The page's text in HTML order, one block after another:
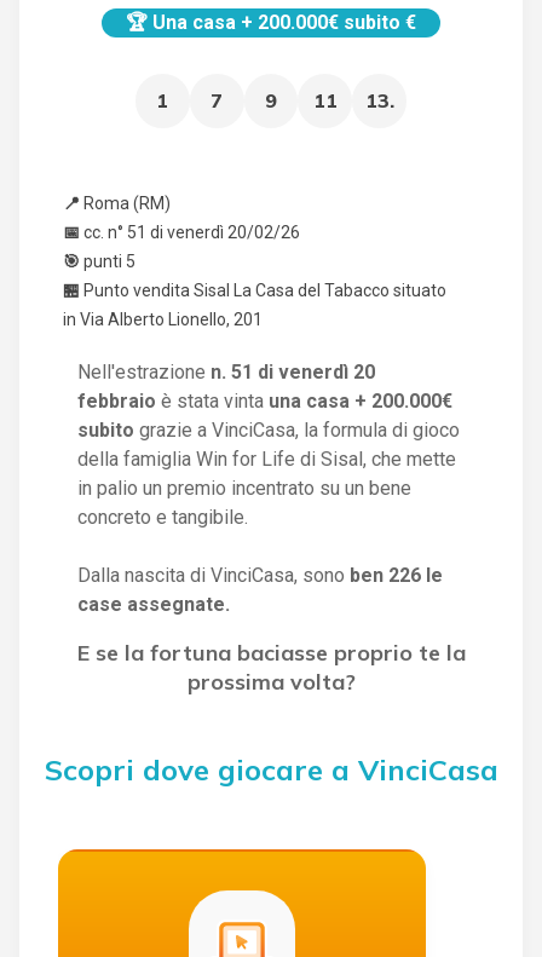
🏆 Una casa + 200.000€ subito €
📍 Roma (RM)
📅 cc. n° 51 di venerdì 20/02/26
🎯 punti 5
🏪 Punto venditaSisal La Casa del Tabacco situato
in Via Alberto Lionello, 201
1 7 9 11 13.
Nell'estrazione n. 51 di venerdì 20
febbraio è stata vinta una casa + 200.000€
subito grazie a VinciCasa, la formula di gioco
della famiglia Win for Life di Sisal, che mette
in palio un premio incentrato su un bene
concreto e tangibile.
Dalla nascita di VinciCasa, sono ben 226 le
case assegnate.
E se la fortuna baciasse proprio te la
prossima volta?
Scopri dove giocare a VinciCasa